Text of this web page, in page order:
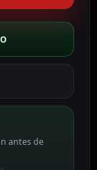
antes de